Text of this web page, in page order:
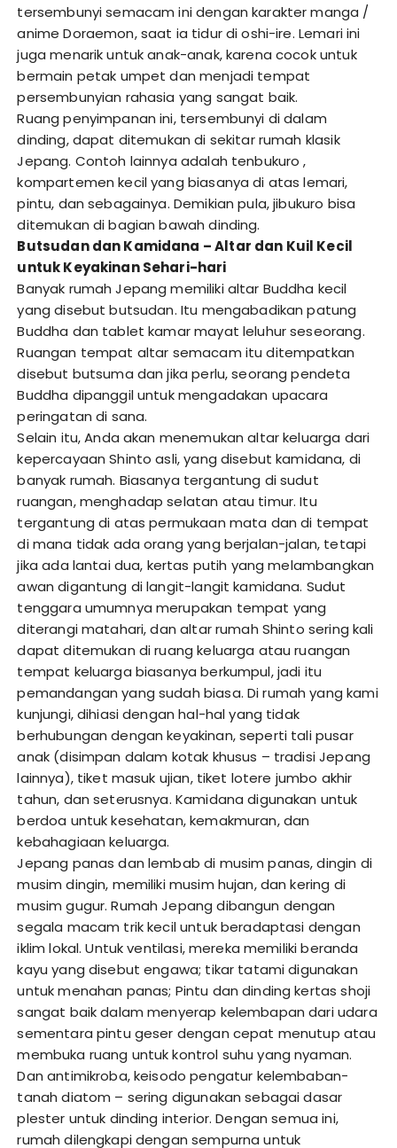
tersembunyi semacam ini dengan karakter manga /
anime Doraemon, saat ia tidur di oshi-ire. Lemari ini
juga menarik untuk anak-anak, karena cocok untuk
bermain petak umpet dan menjadi tempat
persembunyian rahasia yang sangat baik.
Ruang penyimpanan ini, tersembunyi di dalam
dinding, dapat ditemukan di sekitar rumah klasik
Jepang. Contoh lainnya adalah tenbukuro ,
kompartemen kecil yang biasanya di atas lemari,
pintu, dan sebagainya. Demikian pula, jibukuro bisa
ditemukan di bagian bawah dinding.
Butsudan dan Kamidana – Altar dan Kuil Kecil
untuk Keyakinan Sehari-hari
Banyak rumah Jepang memiliki altar Buddha kecil
yang disebut butsudan. Itu mengabadikan patung
Buddha dan tablet kamar mayat leluhur seseorang.
Ruangan tempat altar semacam itu ditempatkan
disebut butsuma dan jika perlu, seorang pendeta
Buddha dipanggil untuk mengadakan upacara
peringatan di sana.
Selain itu, Anda akan menemukan altar keluarga dari
kepercayaan Shinto asli, yang disebut kamidana, di
banyak rumah. Biasanya tergantung di sudut
ruangan, menghadap selatan atau timur. Itu
tergantung di atas permukaan mata dan di tempat
di mana tidak ada orang yang berjalan-jalan, tetapi
jika ada lantai dua, kertas putih yang melambangkan
awan digantung di langit-langit kamidana. Sudut
tenggara umumnya merupakan tempat yang
diterangi matahari, dan altar rumah Shinto sering kali
dapat ditemukan di ruang keluarga atau ruangan
tempat keluarga biasanya berkumpul, jadi itu
pemandangan yang sudah biasa. Di rumah yang kami
kunjungi, dihiasi dengan hal-hal yang tidak
berhubungan dengan keyakinan, seperti tali pusar
anak (disimpan dalam kotak khusus – tradisi Jepang
lainnya), tiket masuk ujian, tiket lotere jumbo akhir
tahun, dan seterusnya. Kamidana digunakan untuk
berdoa untuk kesehatan, kemakmuran, dan
kebahagiaan keluarga.
Jepang panas dan lembab di musim panas, dingin di
musim dingin, memiliki musim hujan, dan kering di
musim gugur. Rumah Jepang dibangun dengan
segala macam trik kecil untuk beradaptasi dengan
iklim lokal. Untuk ventilasi, mereka memiliki beranda
kayu yang disebut engawa; tikar tatami digunakan
untuk menahan panas; Pintu dan dinding kertas shoji
sangat baik dalam menyerap kelembapan dari udara
sementara pintu geser dengan cepat menutup atau
membuka ruang untuk kontrol suhu yang nyaman.
Dan antimikroba, keisodo pengatur kelembaban-
tanah diatom – sering digunakan sebagai dasar
plester untuk dinding interior. Dengan semua ini,
rumah dilengkapi dengan sempurna untuk